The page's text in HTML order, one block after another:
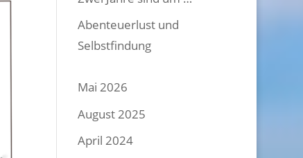
Abenteuerlust und
Selbstfindung
Mai 2026
August 2025
April 2024